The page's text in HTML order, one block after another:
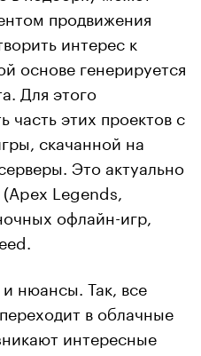
продвижения
интерес к
основе генерируется
Для этого
часть этих проектов с
скачанной на
Это актуально
Legends,
офлайн-игр,
нюансы. Так, все
в облачные
интересные